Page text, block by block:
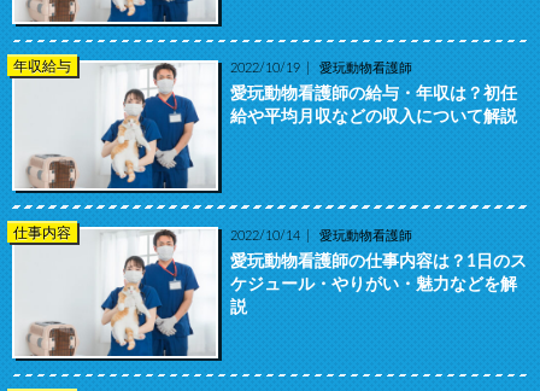
年収給与 2022/10/19 愛玩動物看護師
愛玩動物看護師の給与・年収は？初任
給や平均月収などの収入について解説
仕事内容 2022/10/14 愛玩動物看護師
愛玩動物看護師の仕事内容は？1日のス
ケジュール・やりがい・魅力などを解
説